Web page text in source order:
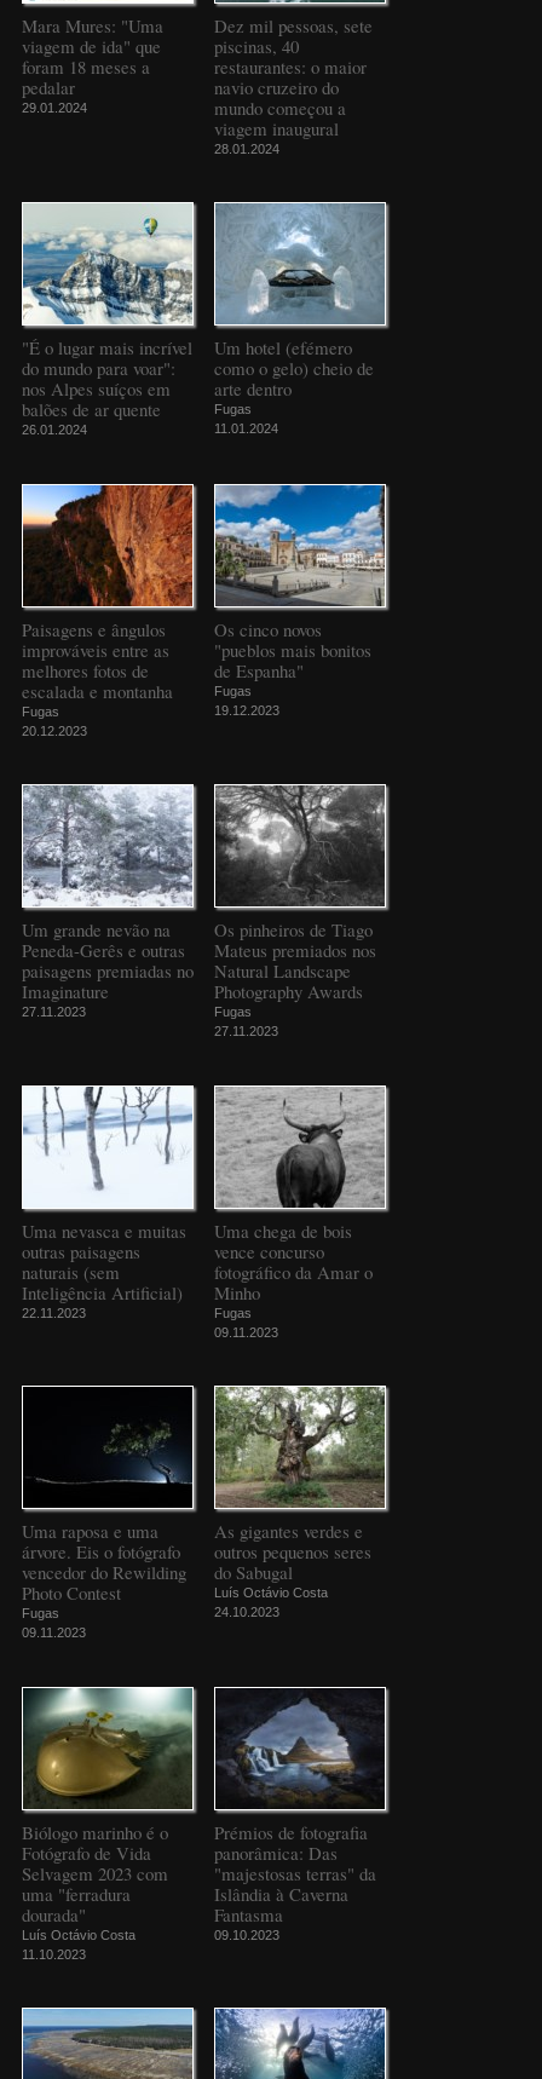
Mara Mures: "Uma
viagem de ida" que
foram 18 meses a
pedalar
29.01.2024
Dez mil pessoas, sete
piscinas, 40
restaurantes: o maior
navio cruzeiro do
mundo começou a
viagem inaugural
28.01.2024
"É o lugar mais incrível
do mundo para voar":
nos Alpes suíços em
balões de ar quente
26.01.2024
Um hotel (efémero
como o gelo) cheio de
arte dentro
Fugas
11.01.2024
Paisagens e ângulos
improváveis entre as
melhores fotos de
escalada e montanha
Fugas
20.12.2023
Os cinco novos
"pueblos mais bonitos
de Espanha"
Fugas
19.12.2023
Um grande nevão na
Peneda-Gerês e outras
paisagens premiadas no
Imaginature
27.11.2023
Os pinheiros de Tiago
Mateus premiados nos
Natural Landscape
Photography Awards
Fugas
27.11.2023
Uma nevasca e muitas
outras paisagens
naturais (sem
Inteligência Artificial)
22.11.2023
Uma chega de bois
vence concurso
fotográfico da Amar o
Minho
Fugas
09.11.2023
Uma raposa e uma
árvore. Eis o fotógrafo
vencedor do Rewilding
Photo Contest
Fugas
09.11.2023
As gigantes verdes e
outros pequenos seres
do Sabugal
Luís Octávio Costa
24.10.2023
Biólogo marinho é o
Fotógrafo de Vida
Selvagem 2023 com
uma "ferradura
dourada"
Luís Octávio Costa
11.10.2023
Prémios de fotografia
panorâmica: Das
"majestosas terras" da
Islândia à Caverna
Fantasma
09.10.2023